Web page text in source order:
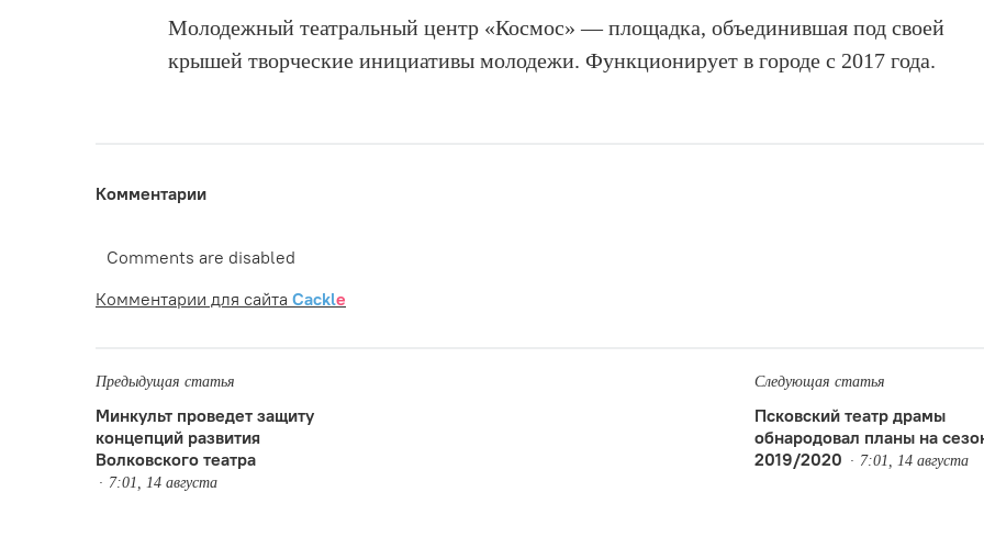
Молодежный театральный центр «Космос» — площадка, объединившая под своей
крышей творческие инициативы молодежи. Функционирует в городе с 2017 года.
Комментарии
Comments are disabled
Комментарии для сайта Cackle
Предыдущая статья
Минкульт проведет защиту
концепций развития
Волковского театра
7:01, 14 августа
Следующая статья
Псковский театр драмы
обнародовал планы на
2019/2020
7:01, 14 августа